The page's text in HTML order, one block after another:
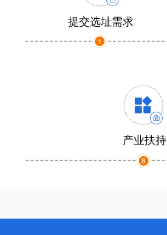
提交选址需求
产业扶持